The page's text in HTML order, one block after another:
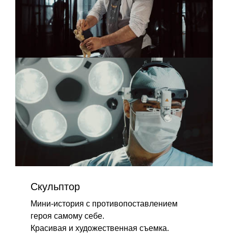
Скульптор
Мини-история с противопоставлением
героя самому себе.
Красивая и художественная съемка.